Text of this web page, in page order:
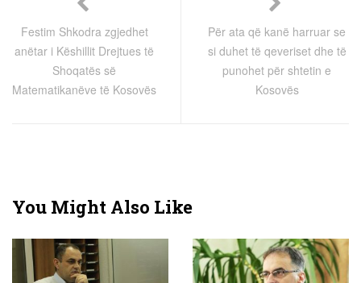
Festim Shkodra zgjedhet
anëtar i Këshillit Drejtues të
Shoqatës së
Matematikanëve të Kosovës
Për ata që kanë harruar se
si duhet të qeveriset dhe të
punohet për shtetin e
Kosovës
You Might Also Like